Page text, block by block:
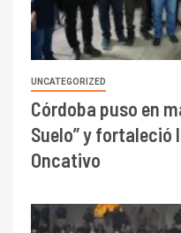
UNCATEGORIZED
Córdoba puso en
Suelo” y fortaleció
Oncativo